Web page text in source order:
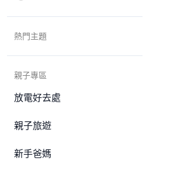
熱門主題
親子專區
放電好去處
親子旅遊
新手爸媽